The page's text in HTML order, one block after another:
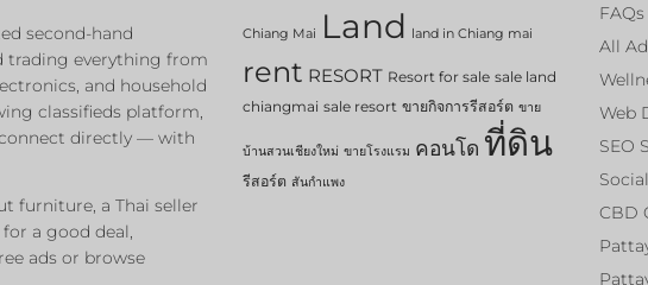
second-hand
trading everything from
and household
classifieds platform,
directly — with
furniture, a Thai seller
a good deal,
ads or browse
Chiang Mai Land land in Chiang mai
rent RESORT Resort for sale sale land
chiangmai sale resort ขายกิจการรีสอร์ต ขาย
บ้านสวนเชียงใหม่ ขายโรงแรม คอนโด ที่ดิน
รีสอร์ต สันกำแพง
FAQs
All
Web
SEO
CBD